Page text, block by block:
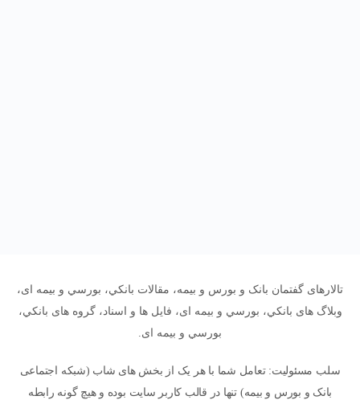
تالارهای گفتمان بانک و بورس و بیمه، مقالات بانکي، بورسي و بیمه ای،
وبلاگ های بانکي، بورسي و بیمه ای، فایل ها و اسناد، گروه های بانکي،
بورسي و بیمه ای.
سلب مسئولیت: تعامل شما با هر یک از بخش های شاب (شبکه اجتماعی
بانک و بورس و بیمه) تنها در قالب کاربر سایت بوده و هیچ گونه رابطه